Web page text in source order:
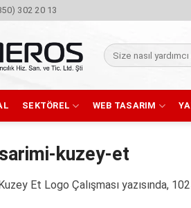
302 20 13
Ara:
SEKTÖREL WEB TASARIM
kuzey-et
Et Logo Çalışması yazısında,